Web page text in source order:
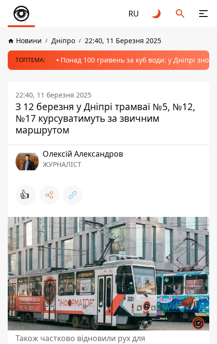
RU
Новини Дніпро 22:40, 11 Березня 2025
ТОПТЕМА: Понад 100 гривень за куб води: у Дніпрі
22:40, 11 березня 2025
З 12 березня у Дніпрі трамваї №5, №12,
№17 курсуватимуть за звичним
маршрутом
Олексій Александров
ЖУРНАЛІСТ
👍
Також частково відновили рух для